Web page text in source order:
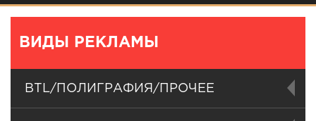
ВИДЫ РЕКЛАМЫ
BTL/ПОЛИГРАФИЯ/ПРОЧЕЕ